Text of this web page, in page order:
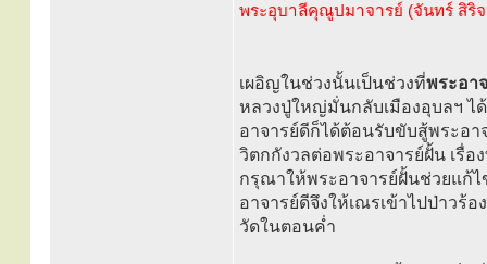
พระอุบาลีคุณูปมาจารย์ (จันทร์ สิริ
เผอิญในช่วงนั้นเป็นช่วงที่พระอา
หลวงปู่ใหญ่มั่นกลับเมืองอุบลฯ ไ
อาจารย์ดีก็ได้ต้อนรับขับสู้พระอ
วิตกกังวลต่อพระอาจารย์ฝั้น เรื่
กรุณาให้พระอาจารย์ฝั้นช่วยแก้
อาจารย์ดีจึงให้เณรเข้าไปป่าวร้
วัดในตอนค่ำ